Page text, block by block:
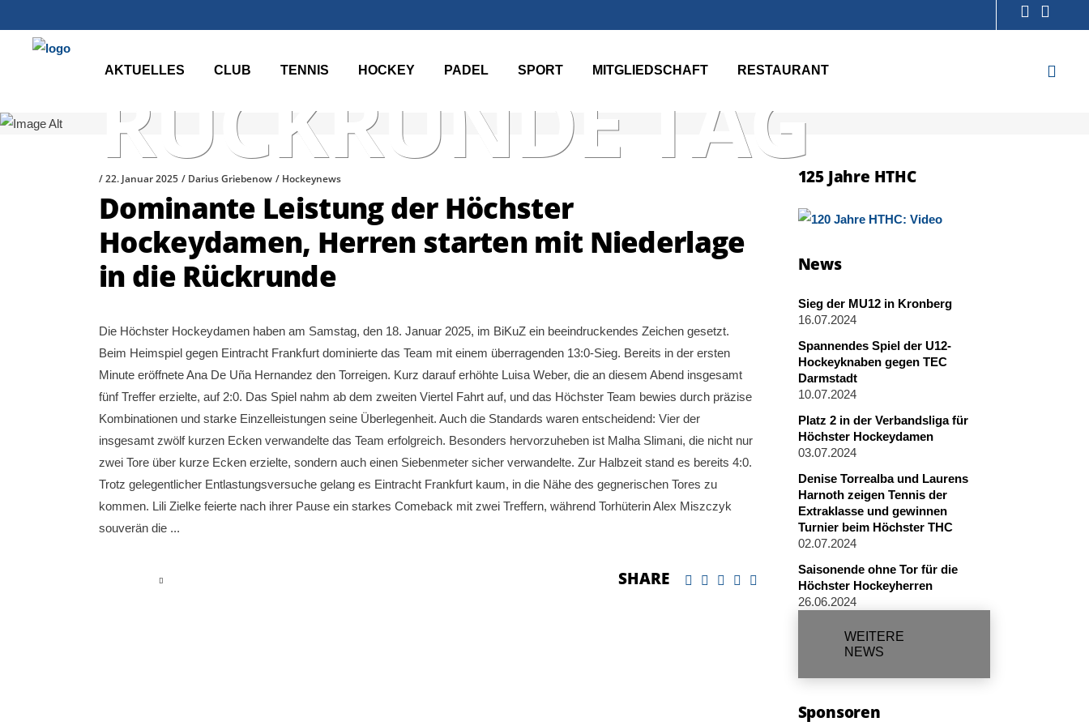
AKTUELLES CLUB TENNIS HOCKEY PADEL SPORT MITGLIEDSCHAFT RESTAURANT
RÜCKRUNDE TAG
22. Januar 2025 Darius Griebenow Hockeynews
Dominante Leistung der Höchster
Hockeydamen, Herren starten mit Niederlage
in die Rückrunde
Die Höchster Hockeydamen haben am Samstag, den 18. Januar 2025, im BiKuZ ein beeindruckendes Zeichen gesetzt.
Beim Heimspiel gegen Eintracht Frankfurt dominierte das Team mit einem überragenden 13:0-Sieg. Bereits in der ersten
Minute eröffnete Ana De Uña Hernandez den Torreigen. Kurz darauf erhöhte Luisa Weber, die an diesem Abend insgesamt
fünf Treffer erzielte, auf 2:0. Das Spiel nahm ab dem zweiten Viertel Fahrt auf, und das Höchster Team bewies durch präzise
Kombinationen und starke Einzelleistungen seine Überlegenheit. Auch die Standards waren entscheidend: Vier der
insgesamt zwölf kurzen Ecken verwandelte das Team erfolgreich. Besonders hervorzuheben ist Malha Slimani, die nicht nur
zwei Tore über kurze Ecken erzielte, sondern auch einen Siebenmeter sicher verwandelte. Zur Halbzeit stand es bereits 4:0.
Trotz gelegentlicher Entlastungsversuche gelang es Eintracht Frankfurt kaum, in die Nähe des gegnerischen Tores zu
kommen. Lili Zielke feierte nach ihrer Pause ein starkes Comeback mit zwei Treffern, während Torhüterin Alex Miszczyk
souverän die
SHARE
125 Jahre HTHC
News
Sieg der MU12 in Kronberg
16.07.2024
Spannendes Spiel der U12-
Hockeyknaben gegen TEC
Darmstadt
10.07.2024
Platz 2 in der Verbandsliga für
Höchster Hockeydamen
03.07.2024
Denise Torrealba und Laurens
Harnoth zeigen Tennis der
Extraklasse und gewinnen
Turnier beim Höchster THC
02.07.2024
Saisonende ohne Tor für die
Höchster Hockeyherren
26.06.2024
WEITERE
NEWS
Sponsoren